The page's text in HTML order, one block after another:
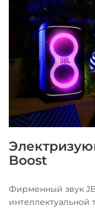
Boost
Фирменный звук
интеллектуальной